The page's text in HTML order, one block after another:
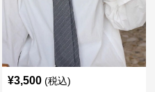
¥3,500 (税込)